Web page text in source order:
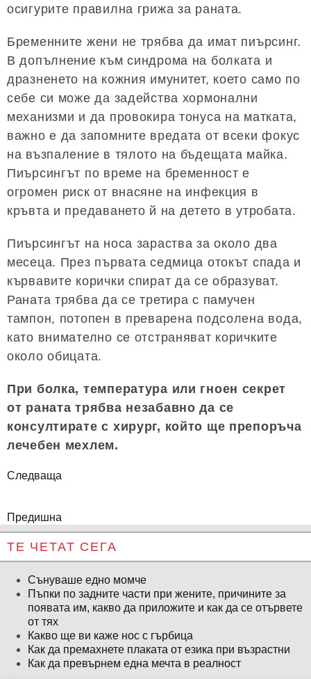
осигурите правилна грижа за раната.
Бременните жени не трябва да имат пиърсинг.
В допълнение към синдрома на болката и
дразненето на кожния имунитет, което само по
себе си може да задейства хормонални
механизми и да провокира тонуса на матката,
важно е да запомните вредата от всеки фокус
на възпаление в тялото на бъдещата майка.
Пиърсингът по време на бременност е
огромен риск от внасяне на инфекция в
кръвта и предаването й на детето в утробата.
Пиърсингът на носа зараства за около два
месеца. През първата седмица отокът спада и
кървавите корички спират да се образуват.
Раната трябва да се третира с памучен
тампон, потопен в преварена подсолена вода,
като внимателно се отстраняват коричките
около обицата.
При болка, температура или гноен секрет
от раната трябва незабавно да се
консултирате с хирург, който ще препоръча
лечебен мехлем.
Следваща
Предишна
ТЕ ЧЕТАТ СЕГА
Сънуваше едно момче
Пъпки по задните части при жените, причините за
появата им, какво да приложите и как да се отървете
от тях
Какво ще ви каже нос с гърбица
Как да премахнете плаката от езика при възрастни
Как да превърнем една мечта в реалност